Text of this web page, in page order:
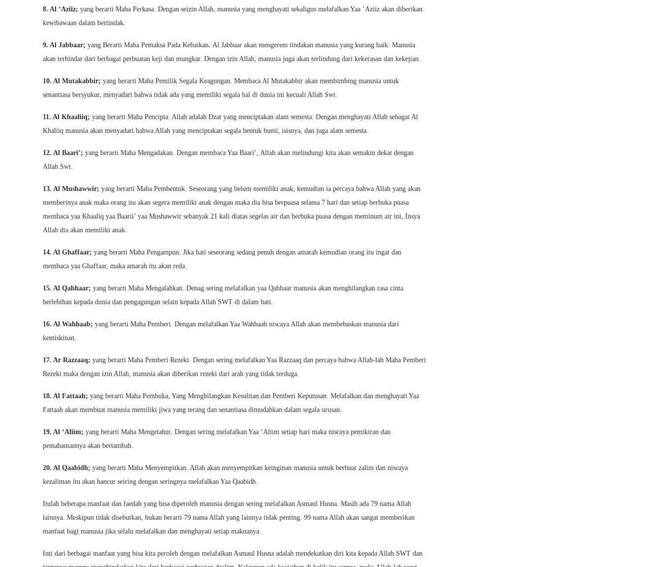
8. Al ‘Aziiz; yang berarti Maha Perkasa. Dengan seizin Allah, manusia yang menghayati sekaligus melafalkan Yaa ‘Aziiz akan diberikan
kewibawaan dalam bertindak.
9. Al Jabbaar; yang Berarti Maha Pemaksa Pada Kebaikan. Al Jabbaar akan mengerem tindakan manusia yang kurang baik. Manusia
akan terhindar dari berbagai perbuatan keji dan mungkar. Dengan izin Allah, manusia juga akan terlindung dari kekerasan dan kekejian.
10. Al Mutakabbir; yang berarti Maha Pemilik Segala Keagungan. Membaca Al Mutakabbir akan membimbing manusia untuk
senantiasa bersyukur, menyadari bahwa tidak ada yang memiliki segala hal di dunia ini kecuali Allah Swt.
11. Al Khaaliiq; yang berarti Maha Pencipta. Allah adalah Dzat yang menciptakan alam semesta. Dengan menghayati Allah sebagai Al
Khaliiq manusia akan menyadari bahwa Allah yang menciptakan segala bentuk bumi, isisnya, dan juga alam semesta.
12. Al Baari’; yang berarti Maha Mengadakan. Dengan membaca Yaa Baari’, Allah akan melindungi kita akan semakin dekat dengan
Allah Swt.
13. Al Mushawwir; yang berarti Maha Pembentuk. Seseorang yang belum memiliki anak, kemudian ia percaya bahwa Allah yang akan
memberinya anak maka orang itu akan segera memiliki anak dengan maka dia bisa berpuasa selama 7 hari dan setiap berbuka puasa
membaca yaa Khaaliq yaa Baarii’ yaa Mushawwir sebanyak 21 kali diatas segelas air dan berbuka puasa dengan meminum air ini, Insya
Allah dia akan memiliki anak.
14. Al Ghaffaar; yang berarti Maha Pengampun. Jika hati seseorang sedang penuh dengan amarah kemudian orang itu ingat dan
membaca yaa Ghaffaar, maka amarah itu akan reda.
15. Al Qahhaar; yang berarti Maha Mengalahkan. Denag sering melafalkan yaa Qahhaar manusia akan menghilangkan rasa cinta
berlebihan kepada dunia dan pengagungan selain kepada Allah SWT di dalam hati.
16. Al Wahhaab; yang berarti Maha Pemberi. Dengan melafalkan Yaa Wahhaab niscaya Allah akan membebaskan manusia dari
kemiskinan.
17. Ar Razzaaq; yang berarti Maha Pemberi Rezeki. Dengan sering melafalkan Yaa Razzaaq dan percaya bahwa Allah-lah Maha Pemberi
Rezeki maka dengan izin Allah, manusia akan diberikan rezeki dari arah yang tidak terduga.
18. Al Fattaah; yang berarti Maha Pembuka, Yang Menghilangkan Kesulitan dan Pemberi Keputusan. Melafalkan dan menghayati Yaa
Fattaah akan membuat manusia memiliki jiwa yang terang dan senantiasa dimudahkan dalam segala urusan.
19. Al ‘Aliim; yang berarti Maha Mengetahui. Dengan sering melafalkan Yaa ‘Aliim setiap hari maka niscaya pemikiran dan
pemahamannya akan bertambah.
20. Al Qaabidh; yang berarti Maha Menyempitkan. Allah akan menyempitkan keinginan manusia untuk berbuat zalim dan niscaya
kezaliman itu akan hancur seiring dengan seringnya melafalkan Yaa Qaabidh.
Itulah beberapa manfaat dan faedah yang bisa diperoleh manusia dengan sering melafalkan Asmaul Husna. Masih ada 79 nama Allah
lainnya. Meskipun tidak disebutkan, bukan berarti 79 nama Allah yang lainnya tidak penting. 99 nama Allah akan sangat memberikan
manfaat bagi manusia jika selalu melafalkan dan menghayati setiap maknanya.
Inti dari berbagai manfaat yang bisa kita peroleh dengan melafalkan Asmaul Husna adalah mendekatkan diri kita kepada Allah SWT dan